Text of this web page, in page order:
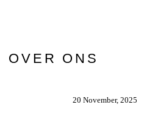
OVER ONS
20 November, 2025